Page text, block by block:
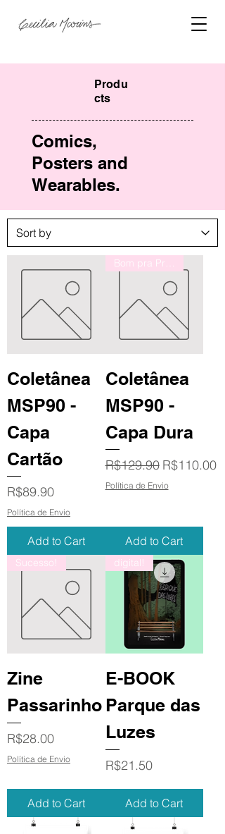
Produ
cts
Comics,
Posters and
Wearables.
Coletânea
MSP90 -
Capa
Cartão
Price
R$89.90
Política de Envio
Add to Cart
Bom pra Presentear
Coletânea
MSP90 -
Capa Dura
Regular Price
R$129.90 Sale Price
R$110.00
Política de Envio
Add to Cart
Sucesso!
Zine
Passarinho
Price
R$28.00
Política de Envio
Add to Cart
digital!
E-BOOK
Parque das
Luzes
Price
R$21.50
Add to Cart